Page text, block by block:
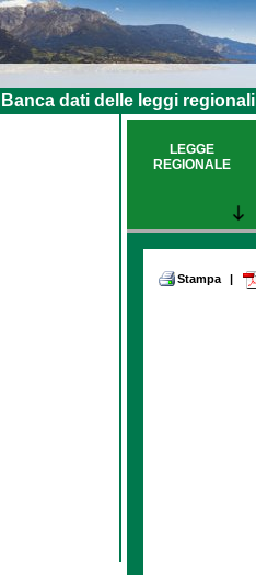
Banca dati delle leggi regionali
LEGGE
REGIONALE
Stampa |